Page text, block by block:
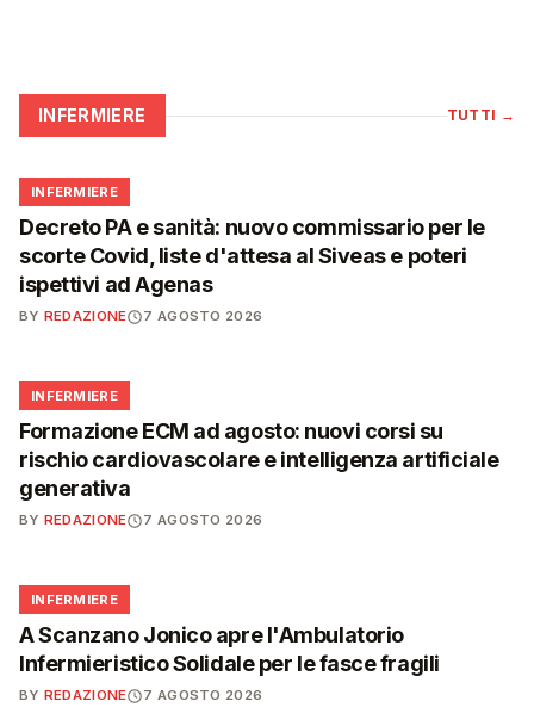
INFERMIERE TUTTI →
🩺
INFERMIERE
Decreto PA e sanità: nuovo commissario per le
scorte Covid, liste d'attesa al Siveas e poteri
ispettivi ad Agenas
BY REDAZIONE 7 AGOSTO 2026
🩺
INFERMIERE
Formazione ECM ad agosto: nuovi corsi su
rischio cardiovascolare e intelligenza artificiale
generativa
BY REDAZIONE 7 AGOSTO 2026
🩺
INFERMIERE
A Scanzano Jonico apre l'Ambulatorio
Infermieristico Solidale per le fasce fragili
BY REDAZIONE 7 AGOSTO 2026